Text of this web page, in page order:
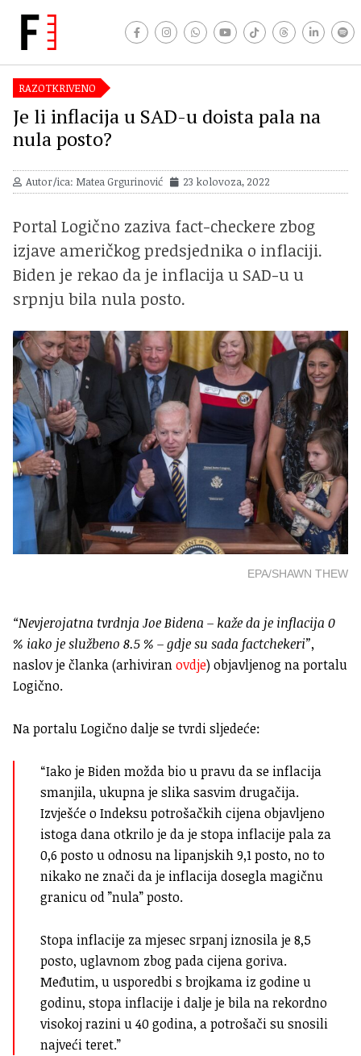
RAZOTKRIVENO
Je li inflacija u SAD-u doista pala na
nula posto?
Autor/ica: Matea Grgurinović 23 kolovoza, 2022
Portal Logično zaziva fact-checkere zbog
izjave američkog predsjednika o inflaciji.
Biden je rekao da je inflacija u SAD-u u
srpnju bila nula posto.
EPA/SHAWN THEW
“Nevjerojatna tvrdnja Joe Bidena – kaže da je inflacija 0
% iako je službeno 8.5 % – gdje su sada factchekeri”,
naslov je članka (arhiviranovdje) objavljenog na portalu
Logično.
Na portalu Logično dalje se tvrdi sljedeće:
“Iako je Biden možda bio u pravu da se inflacija
smanjila, ukupna je slika sasvim drugačija.
Izvješće o Indeksu potrošačkih cijena objavljeno
istoga dana otkrilo je da je stopa inflacije pala za
0,6 posto u odnosu na lipanjskih 9,1 posto, no to
nikako ne znači da je inflacija dosegla magičnu
granicu od ”nula” posto.
Stopa inflacije za mjesec srpanj iznosila je 8,5
posto, uglavnom zbog pada cijena goriva.
Međutim, u usporedbi s brojkama iz godine u
godinu, stopa inflacije i dalje je bila na rekordno
visokoj razini u 40 godina, a potrošači su snosili
najveći teret.”